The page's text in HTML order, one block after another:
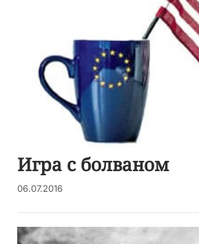
Игра с болваном
06.07.2016